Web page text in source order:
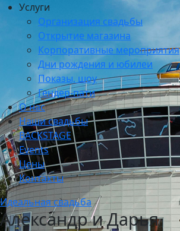
Услуги
Организация свадьбы
Открытие магазина
Корпоративные мероприятия
Дни рождения и юбилеи
Показы, шоу
Гендер-пати
О нас
Наши свадьбы
BACKSTAGE
Events
Цены
Контакты
Идеальная свадьба
Александр и Дарья